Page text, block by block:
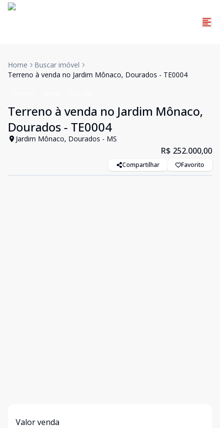
Home
Buscar imóvel
Terreno à venda no Jardim Mônaco, Dourados - TE0004
Terreno à venda no Jardim Mônaco,
Dourados - TE0004
Jardim Mônaco, Dourados - MS
R$ 252.000,00
Compartilhar Favorito
Valor venda